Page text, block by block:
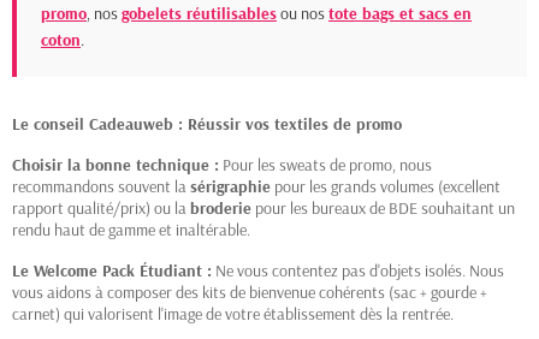
promo, nosgobelets réutilisablesou nostote bags et sacs en
coton.
Le conseil Cadeauweb : Réussir vos textiles de promo
Choisir la bonne technique : Pour les sweats de promo, nous
recommandons souvent lasérigraphie pour les grands volumes (excellent
rapport qualité/prix) ou labroderie pour les bureaux de BDE souhaitant un
rendu haut de gamme et inaltérable.
Le Welcome Pack Étudiant : Ne vous contentez pas d'objets isolés. Nous
vous aidons à composer des kits de bienvenue cohérents (sac + gourde +
carnet) qui valorisent l'image de votre établissement dès la rentrée.